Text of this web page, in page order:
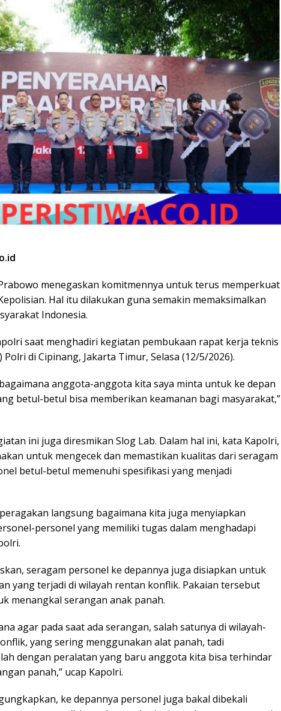
menegaskan komitmennya untuk terus memperkuat
Hal itu dilakukan guna semakin memaksimalkan
Indonesia.
saat menghadiri kegiatan pembukaan rapat kerja teknis
di Cipinang, Jakarta Timur, Selasa (12/5/2026).
anggota-anggota kita saya minta untuk ke depan
betul-betul bisa memberikan keamanan bagi masyarakat,”
ini juga diresmikan Slog Lab. Dalam hal ini, kata Kapolri,
untuk mengecek dan memastikan kualitas dari seragam
betul-betul memenuhi spesifikasi yang menjadi
langsung bagaimana kita juga menyiapkan
personel yang memiliki tugas dalam menghadapi
seragam personel ke depannya juga disiapkan untuk
yang terjadi di wilayah rentan konflik. Pakaian tersebut
menangkal serangan anak panah.
agar pada saat ada serangan, salah satunya di wilayah-
yang sering menggunakan alat panah, tadi
dengan peralatan yang baru anggota kita bisa terhindar
panah,” ucap Kapolri.
ke depannya personel juga bakal dibekali